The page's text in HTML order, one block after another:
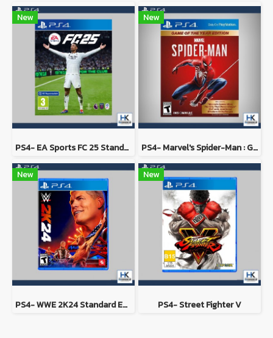
New
PS4- EA Sports FC 25 Standard Edition
New
PS4- Marvel's Spider-Man : Game of the Year Edition
New
PS4- WWE 2K24 Standard Edition
New
PS4- Street Fighter V